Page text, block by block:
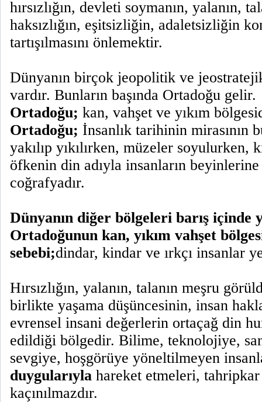
hırsızlığın, devleti soymanın, yalanın,
haksızlığın, eşitsizliğin, adaletsizliğin
tartışılmasını önlemektir.
Dünyanın birçok jeopolitik ve
vardır. Bunların başında Ortadoğu gelir.
Ortadoğu; kan, vahşet ve yıkım
Ortadoğu; İnsanlık tarihinin mirasının
yakılıp yıkılırken, müzeler soyulurken,
öfkenin din adıyla insanların
coğrafyadır.
Dünyanın diğer bölgeleri barış içinde
Ortadoğunun kan, yıkım vahşet
sebebi;dindar, kindar ve ırkçı insanlar
Hırsızlığın, yalanın, talanın meşru
birlikte yaşama düşüncesinin, insan
evrensel insani değerlerin ortaçağ din
edildiği bölgedir. Bilime, teknolojiye,
sevgiye, hoşgörüye yöneltilmeyen
duygularıyla hareket etmeleri, tahripkar
kaçınılmazdır.